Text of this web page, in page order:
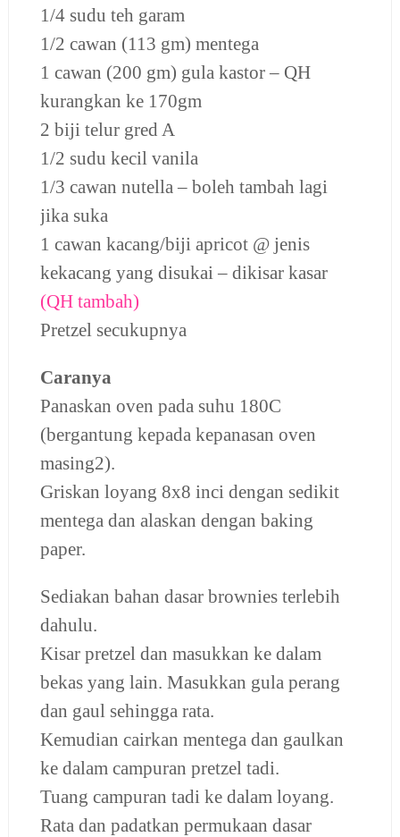
1/4 sudu teh garam
1/2 cawan (113 gm) mentega
1 cawan (200 gm) gula kastor – QH
kurangkan ke 170gm
2 biji telur gred A
1/2 sudu kecil vanila
1/3 cawan nutella – boleh tambah lagi
jika suka
1 cawan kacang/biji apricot @ jenis
kekacang yang disukai – dikisar kasar
(QH tambah)
Pretzel secukupnya
Caranya
Panaskan oven pada suhu 180C
(bergantung kepada kepanasan oven
masing2).
Griskan loyang 8x8 inci dengan sedikit
mentega dan alaskan dengan baking
paper.
Sediakan bahan dasar brownies terlebih
dahulu.
Kisar pretzel dan masukkan ke dalam
bekas yang lain. Masukkan gula perang
dan gaul sehingga rata.
Kemudian cairkan mentega dan gaulkan
ke dalam campuran pretzel tadi.
Tuang campuran tadi ke dalam loyang.
Rata dan padatkan permukaan dasar